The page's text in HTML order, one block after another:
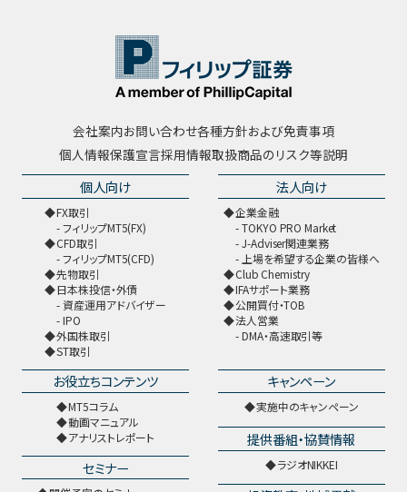
会社案内お問い合わせ各種方針および免責事項
個人情報保護宣言採用情報取扱商品のリスク等説明
個人向け
FX取引
フィリップMT5(FX)
CFD取引
フィリップMT5(CFD)
先物取引
日本株投信・外債
資産運用アドバイザー
IPO
外国株取引
ST取引
法人向け
企業金融
TOKYO PRO Market
J-Adviser関連業務
上場を希望する企業の皆様へ
Club Chemistry
IFAサポート業務
公開買付・TOB
法人営業
DMA・高速取引等
お役立ちコンテンツ
MT5コラム
動画マニュアル
アナリストレポート
セミナー
キャンペーン
実施中のキャンペーン
提供番組・協賛情報
ラジオNIKKEI